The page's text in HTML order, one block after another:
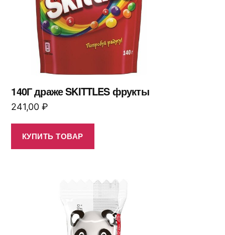
140Г драже SKITTLES фрукты
241,00 ₽
КУПИТЬ ТОВАР